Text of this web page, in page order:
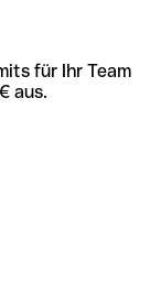
für Ihr Team
aus.